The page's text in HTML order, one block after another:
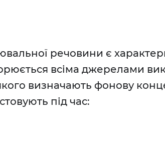
речовини є
всіма джерелами
визначають фонову
під час: